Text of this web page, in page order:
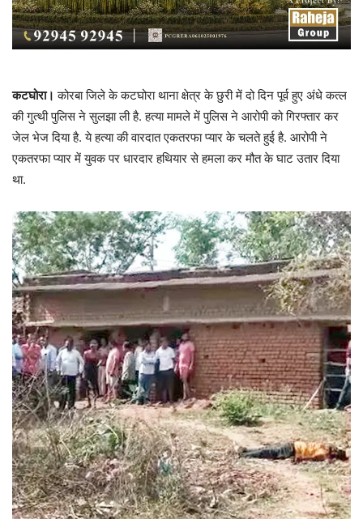
कटघोरा। कोरबा जिले के कटघोरा थाना क्षेत्र के छुरी में दो दिन पूर्व हुए अंधे कत्ल
की गुत्थी पुलिस ने सुलझा ली है. हत्या मामले में पुलिस ने आरोपी को गिरफ्तार कर
जेल भेज दिया है. ये हत्या की वारदात एकतरफा प्यार के चलते हुई है. आरोपी ने
एकतरफा प्यार में युवक पर धारदार हथियार से हमला कर मौत के घाट उतार दिया
था.